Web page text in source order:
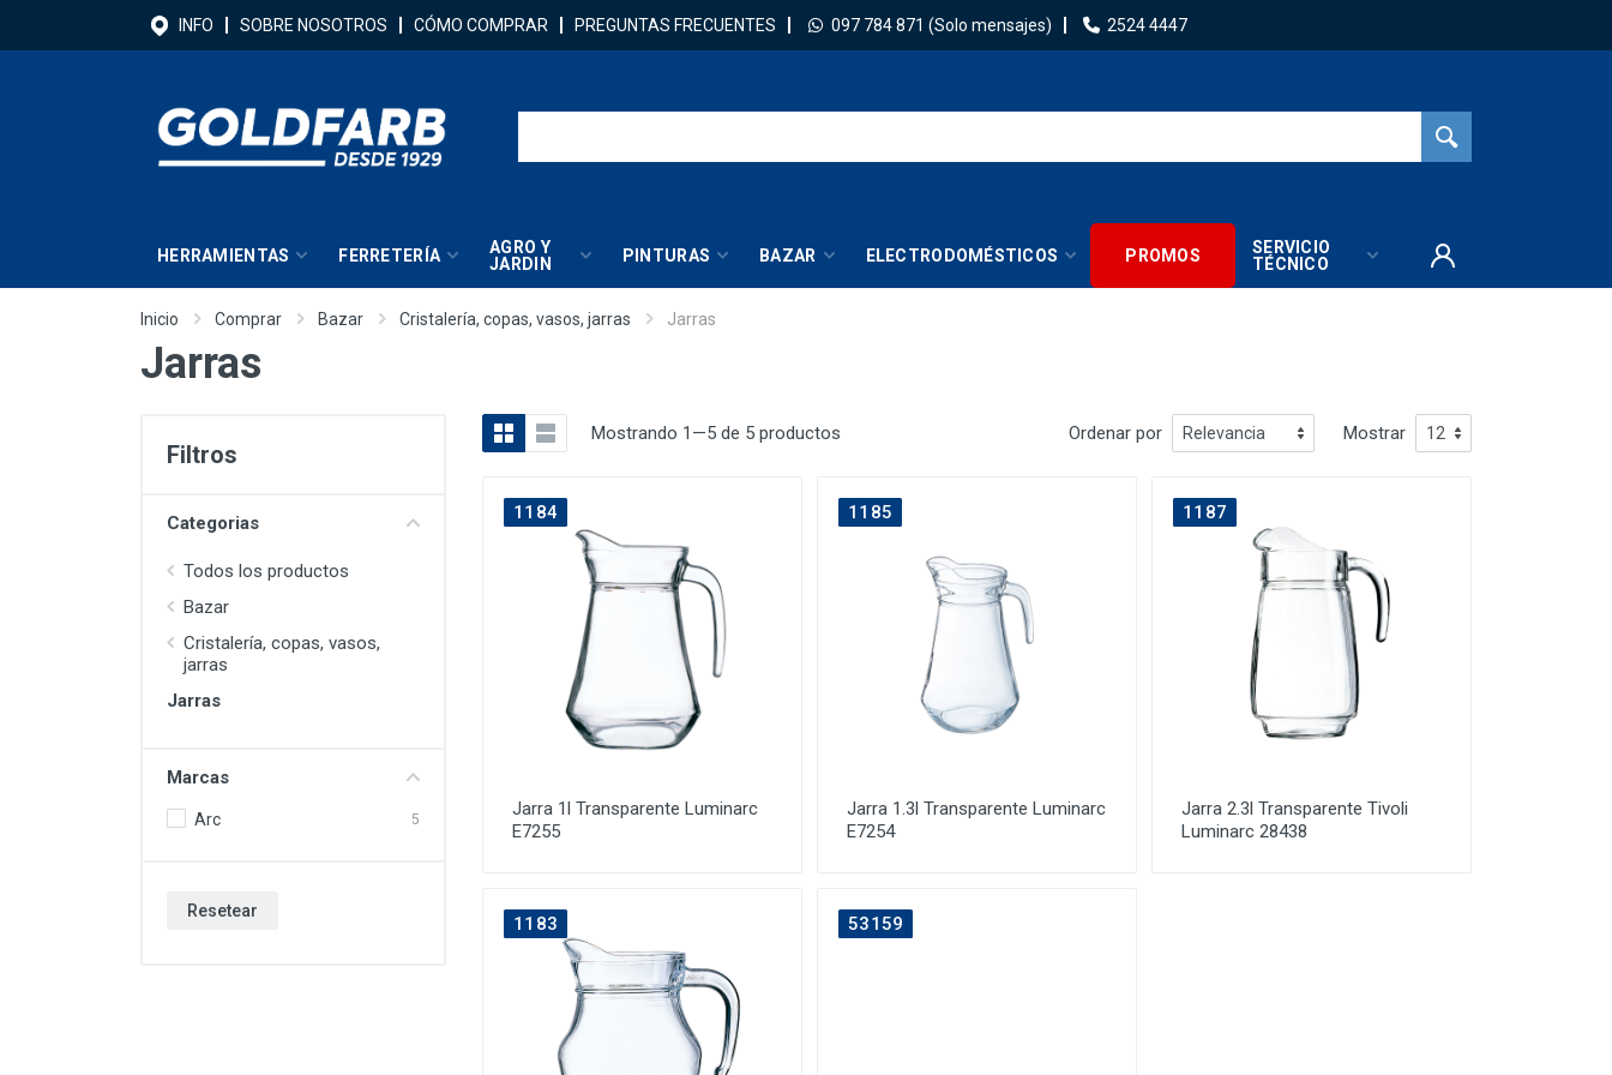
INFO SOBRE NOSOTROS CÓMO COMPRAR PREGUNTAS FRECUENTES 097 784 871 (Solo mensajes) 2524 4447
HERRAMIENTAS FERRETERÍA
AGRO Y
JARDIN
PINTURAS BAZAR ELECTRODOMÉSTICOS PROMOS
SERVICIO
TÉCNICO
Inicio Comprar Bazar Cristalería, copas, vasos, jarras Jarras
Jarras
Filtros
Categorias
Todos los productos
Bazar
Cristalería, copas, vasos,
jarras
Jarras
Marcas
Arc 5
Resetear
Mostrando 1—5 de 5 productos Ordenar por Mostrar
1184
Jarra 1l Transparente Luminarc
E7255
1185
Jarra 1.3l Transparente Luminarc
E7254
1187
Jarra 2.3l Transparente Tivoli
Luminarc 28438
1183 53159